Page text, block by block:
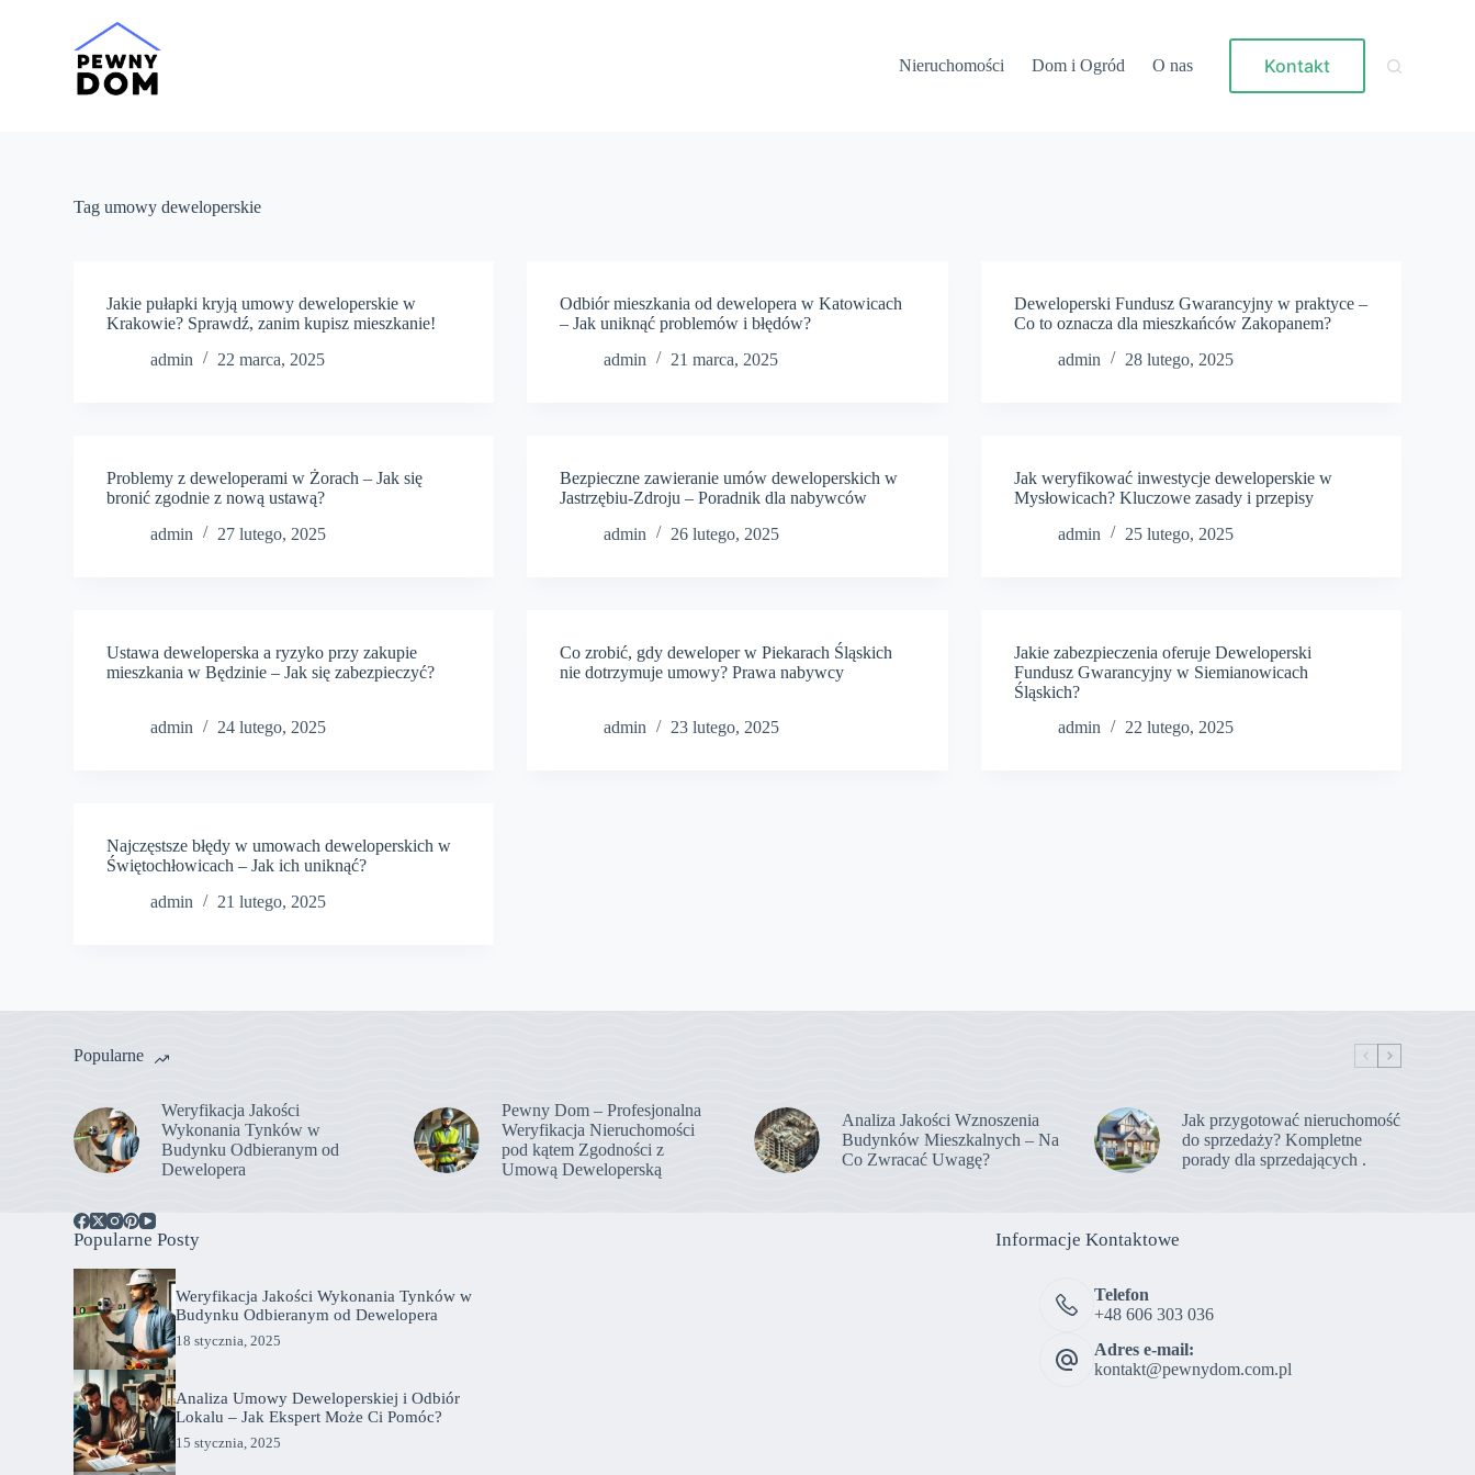
Nieruchomości Dom i Ogród O nas Kontakt
Tag umowy deweloperskie
Jakie pułapki kryją umowy deweloperskie w
Krakowie? Sprawdź, zanim kupisz mieszkanie!
admin
22 marca, 2025
Odbiór mieszkania od dewelopera w Katowicach
– Jak uniknąć problemów i błędów?
admin
21 marca, 2025
Deweloperski Fundusz Gwarancyjny w praktyce –
Co to oznacza dla mieszkańców Zakopanem?
admin
28 lutego, 2025
Problemy z deweloperami w Żorach – Jak się
bronić zgodnie z nową ustawą?
admin
27 lutego, 2025
Bezpieczne zawieranie umów deweloperskich w
Jastrzębiu-Zdroju – Poradnik dla nabywców
admin
26 lutego, 2025
Jak weryfikować inwestycje deweloperskie w
Mysłowicach? Kluczowe zasady i przepisy
admin
25 lutego, 2025
Ustawa deweloperska a ryzyko przy zakupie
mieszkania w Będzinie – Jak się zabezpieczyć?
admin 24 lutego, 2025
Co zrobić, gdy deweloper w Piekarach Śląskich
nie dotrzymuje umowy? Prawa nabywcy
admin 23 lutego, 2025
Jakie zabezpieczenia oferuje Deweloperski
Fundusz Gwarancyjny w Siemianowicach
Śląskich?
admin
22 lutego, 2025
Najczęstsze błędy w umowach deweloperskich w
Świętochłowicach – Jak ich uniknąć?
admin
21 lutego, 2025
Popularne
Weryfikacja Jakości
Wykonania Tynków w
Budynku Odbieranym od
Dewelopera
Pewny Dom – Profesjonalna
Weryfikacja Nieruchomości
pod kątem Zgodności z
Umową Deweloperską
Analiza Jakości Wznoszenia
Budynków Mieszkalnych – Na
Co Zwracać Uwagę?
Jak przygotować nieruchomość
do sprzedaży? Kompletne
porady dla sprzedających .
Popularne Posty
Weryfikacja Jakości Wykonania Tynków w
Budynku Odbieranym od Dewelopera
18 stycznia, 2025
Analiza Umowy Deweloperskiej i Odbiór
Lokalu – Jak Ekspert Może Ci Pomóc?
15 stycznia, 2025
Informacje Kontaktowe
Telefon
+48 606 303 036
Adres e-mail:
kontakt@pewnydom.com.pl